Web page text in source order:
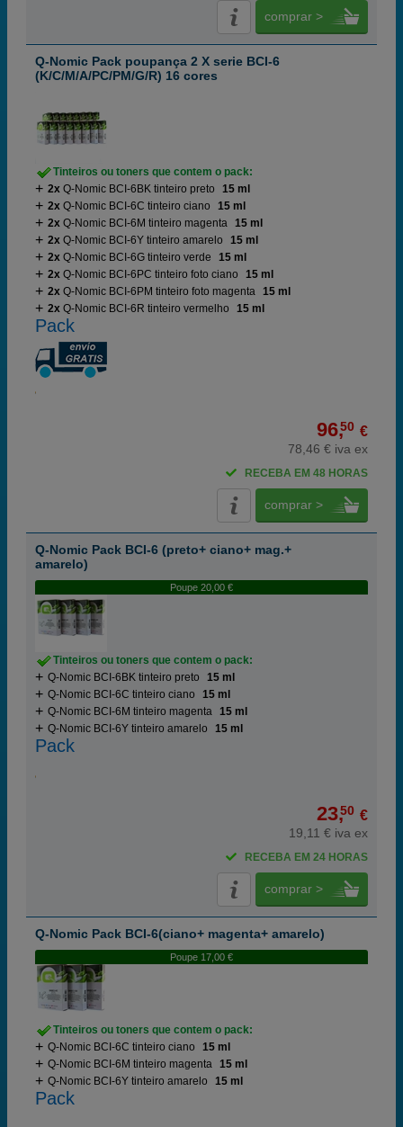
comprar >
Q-Nomic Pack poupança 2 X serie BCI-6
(K/C/M/A/PC/PM/G/R) 16 cores
Tinteiros ou toners que contem o pack:
2x Q-Nomic BCI-6BK tinteiro preto
15 ml
2x Q-Nomic BCI-6C tinteiro ciano
15 ml
2x Q-Nomic BCI-6M tinteiro magenta 15 ml
2x Q-Nomic BCI-6Y tinteiro amarelo
15 ml
2x Q-Nomic BCI-6G tinteiro verde
15 ml
2x Q-Nomic BCI-6PC tinteiro foto ciano
15 ml
2x Q-Nomic BCI-6PM tinteiro foto magenta 15 ml
2x Q-Nomic BCI-6R tinteiro vermelho 15 ml
Pack
96,50 €
78,46 € iva ex
RECEBA EM 48 HORAS
comprar >
Q-Nomic Pack BCI-6 (preto+ ciano+ mag.+
amarelo)
Poupe 20,00 €
Tinteiros ou toners que contem o pack:
Q-Nomic BCI-6BK tinteiro preto
15 ml
Q-Nomic BCI-6C tinteiro ciano
15 ml
Q-Nomic BCI-6M tinteiro magenta 15 ml
Q-Nomic BCI-6Y tinteiro amarelo
15 ml
Pack
23,50 €
19,11 € iva ex
RECEBA EM 24 HORAS
comprar >
Q-Nomic Pack BCI-6(ciano+ magenta+ amarelo)
Poupe 17,00 €
Tinteiros ou toners que contem o pack:
Q-Nomic BCI-6C tinteiro ciano
15 ml
Q-Nomic BCI-6M tinteiro magenta 15 ml
Q-Nomic BCI-6Y tinteiro amarelo
15 ml
Pack